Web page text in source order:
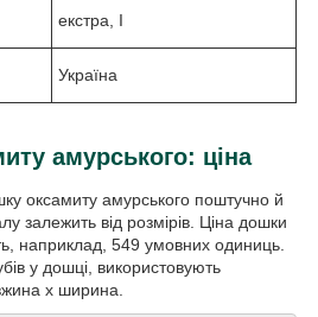
екстра, I
Україна
амурського: ціна
оксамиту амурського поштучно й
залежить від розмірів. Ціна дошки
наприклад, 549 умовних одиниць.
у дошці, використовують
x ширина.